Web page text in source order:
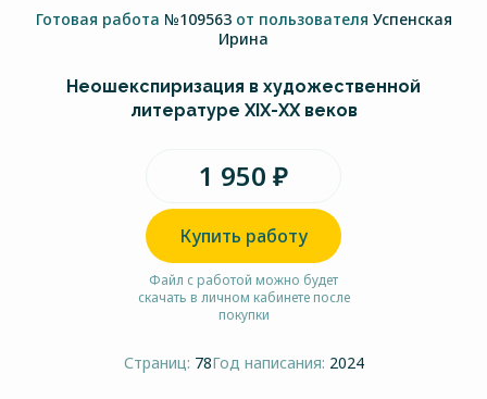
Готовая работа №109563 от пользователя Успенская
Ирина
Неошекспиризация в художественной
литературе ХIX-XХ веков
1 950 ₽
Купить работу
Файл с работой можно будет
скачать в личном кабинете после
покупки
Страниц: 78Год написания: 2024